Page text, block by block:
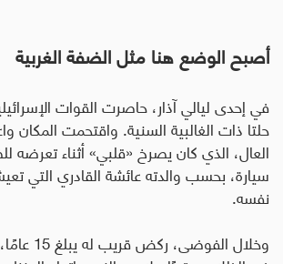
أصبح الوضع هنا مثل الضفة الغربية
في إحدى ليالي آذار، حاصرت القوات
حلتا ذات الغالبية السنية. واقتحمت المكان
العال، الذي كان يصرخ «قلبي» أثناء تعرضه
سيارة، بحسب والدته عائشة القادري التي
نفسه.
وخلال